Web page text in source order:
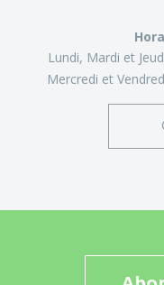
Lundi, Mardi et
Mercredi et